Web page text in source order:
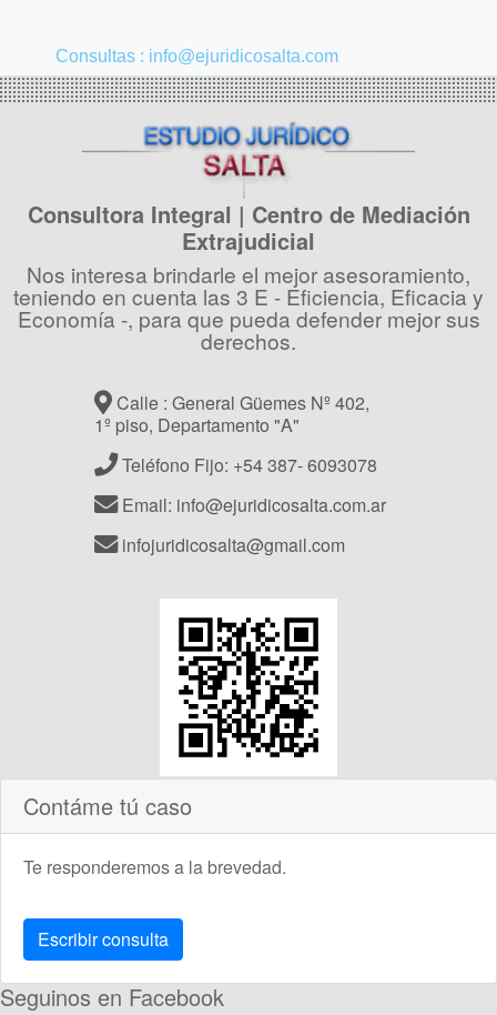
Consultas : info@ejuridicosalta.com
Consultora Integral | Centro de Mediación
Extrajudicial
Nos interesa brindarle el mejor asesoramiento,
teniendo en cuenta las 3 E - Eficiencia, Eficacia y
Economía -, para que pueda defender mejor sus
derechos.
Calle : General Güemes Nº 402,
1º piso, Departamento "A"
Teléfono Fijo: +54 387- 6093078
Email: info@ejuridicosalta.com.ar
infojuridicosalta@gmail.com
Contáme tú caso
Te responderemos a la brevedad.
Escribir consulta
Seguinos en Facebook